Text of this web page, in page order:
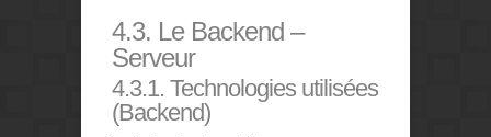
4.3. Le Backend –
Serveur
4.3.1. Technologies utilisées
(Backend)